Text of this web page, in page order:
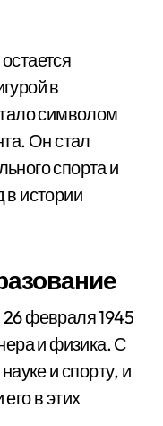
в
символом
Он стал
спорта и
истории
февраля 1945
и физика. С
и спорту, и
в этих